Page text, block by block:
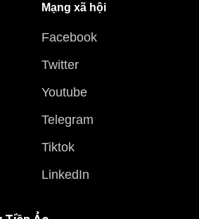
Mạng xã hội
Facebook
Twitter
Youtube
Telegram
Tiktok
LinkedIn